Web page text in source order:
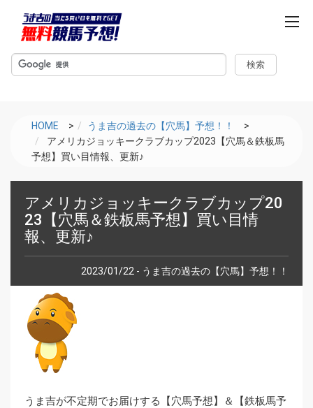
m
e
HOME > うま吉の過去の【穴馬】予想！！
>
アメリカジョッキークラブカップ2023【穴馬＆鉄板馬
予想】買い目情報、更新♪
アメリカジョッキークラブカップ20
23【穴馬＆鉄板馬予想】買い目情
報、更新♪
2023/01/22 - うま吉の過去の【穴馬】予想！！
うま吉が不定期でお届けする【穴馬予想】＆【鉄板馬予